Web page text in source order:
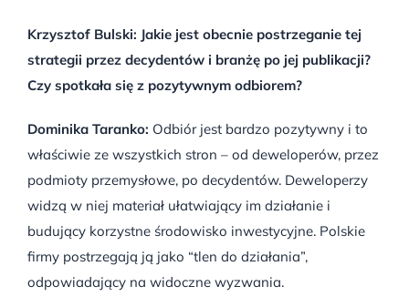
Krzysztof Bulski: Jakie jest obecnie postrzeganie tej
strategii przez decydentów i branżę po jej publikacji?
Czy spotkała się z pozytywnym odbiorem?
Dominika Taranko: Odbiór jest bardzo pozytywny i to
właściwie ze wszystkich stron – od deweloperów, przez
podmioty przemysłowe, po decydentów. Deweloperzy
widzą w niej materiał ułatwiający im działanie i
budujący korzystne środowisko inwestycyjne. Polskie
firmy postrzegają ją jako “tlen do działania”,
odpowiadający na widoczne wyzwania.